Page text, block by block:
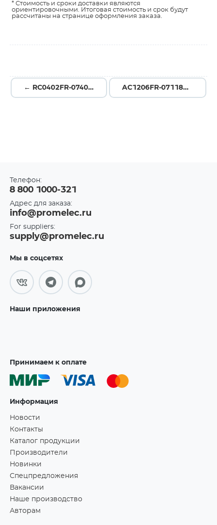
* Стоимость и сроки доставки являются
ориентировочными. Итоговая стоимость и срок будут
рассчитаны на странице оформления заказа.
← RC0402FR-07402RL AC1206FR-07118RL →
Телефон:
8 800 1000-321
Адрес для заказа:
info@promelec.ru
For suppliers:
supply@promelec.ru
Мы в соцсетях
Наши приложения
Принимаем к оплате
Информация
Новости
Контакты
Каталог продукции
Производители
Новинки
Спецпредложения
Вакансии
Наше производство
Авторам